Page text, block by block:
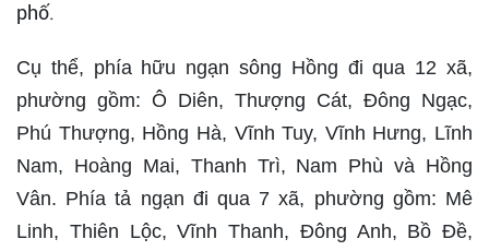
phố.
Cụ thể, phía hữu ngạn sông Hồng đi qua 12 xã,
phường gồm: Ô Diên, Thượng Cát, Đông Ngạc,
Phú Thượng, Hồng Hà, Vĩnh Tuy, Vĩnh Hưng, Lĩnh
Nam, Hoàng Mai, Thanh Trì, Nam Phù và Hồng
Vân. Phía tả ngạn đi qua 7 xã, phường gồm: Mê
Linh, Thiên Lộc, Vĩnh Thanh, Đông Anh, Bồ Đề,